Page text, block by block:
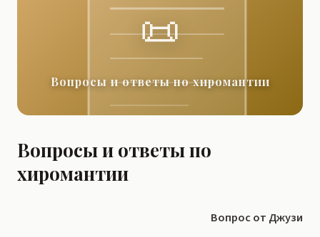
📜
Вопросы и ответы по хиромантии
Вопросы и ответы по
хиромантии
Вопрос от Джузи